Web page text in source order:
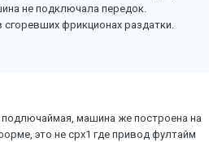
не подключала передок.
фрикционах раздатки.
подлючаймая, машина же построена на
это не срх1 где привод фултайм